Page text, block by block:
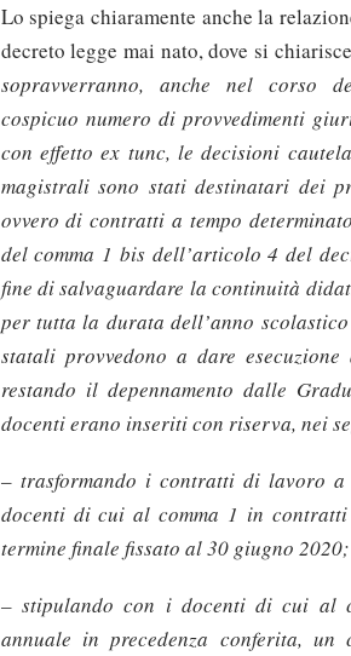
Lo spiega chiaramente anche la
decreto legge mai nato, dove si
sopravverranno, anche nel corso
cospicuo numero di provvedimenti
con effetto ex tunc, le decisioni
magistrali sono stati destinatari dei
ovvero di contratti a tempo
del comma 1 bis dell’articolo 4 del
fine di salvaguardare la continuità
per tutta la durata dell’anno
statali provvedono a dare
restando il depennamento dalle
docenti erano inseriti con riserva, nei
– trasformando i contratti di lavoro
docenti di cui al comma 1 in
termine finale fissato al 30 giugno 2020;
– stipulando con i docenti di cui al
annuale in precedenza conferita,